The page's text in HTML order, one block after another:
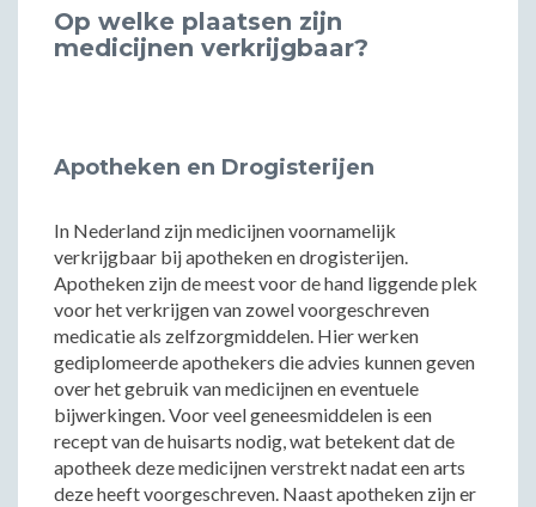
Op welke plaatsen zijn
medicijnen verkrijgbaar?
Apotheken en Drogisterijen
In Nederland zijn medicijnen voornamelijk
verkrijgbaar bij apotheken en drogisterijen.
Apotheken zijn de meest voor de hand liggende plek
voor het verkrijgen van zowel voorgeschreven
medicatie als zelfzorgmiddelen. Hier werken
gediplomeerde apothekers die advies kunnen geven
over het gebruik van medicijnen en eventuele
bijwerkingen. Voor veel geneesmiddelen is een
recept van de huisarts nodig, wat betekent dat de
apotheek deze medicijnen verstrekt nadat een arts
deze heeft voorgeschreven. Naast apotheken zijn er